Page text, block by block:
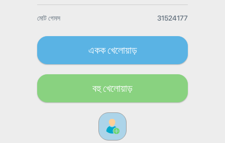
মোট গেমস 31524177
একক খেলোয়াড়
বহু খেলোয়াড়